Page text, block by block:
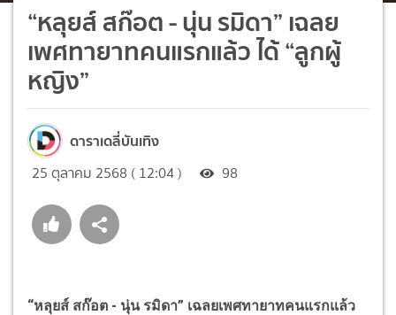
“หลุยส์ สก๊อต - นุ่น รมิดา” เฉลย
เพศทายาทคนแรกแล้ว ได้ “ลูกผู้
หญิง”
ดาราเดลี่บันเทิง
25 ตุลาคม 2568 ( 12:04 ) 98
“หลุยส์ สก๊อต - นุ่น รมิดา” เฉลยเพศทายาทคนแรกแล้ว